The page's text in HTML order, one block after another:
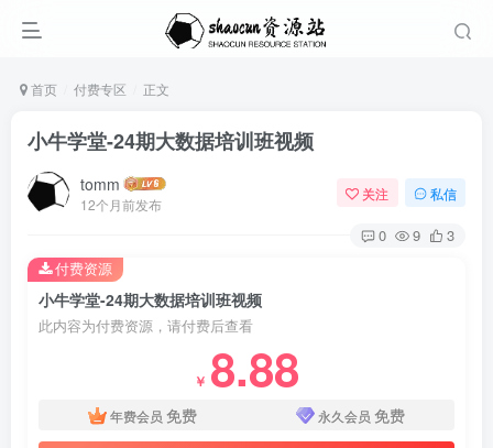
首页 付费专区 正文
小牛学堂-24期大数据培训班视频
tomm
12个月前发布
关注 私信
0 9 3
小牛学堂-24期大数据培训班视频
此内容为付费资源，请付费后查看
￥ 8.88
年费会员 免费 永久会员 免费
付费资源